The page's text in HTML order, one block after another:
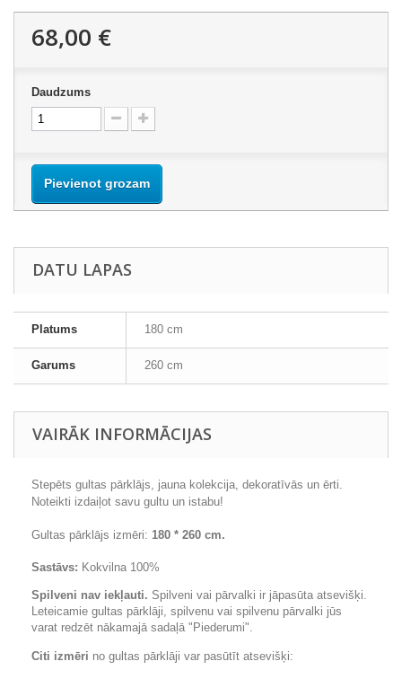
68,00 €
Daudzums
Pievienot grozam
DATU LAPAS
Platums 180 cm
Garums 260 cm
VAIRĀK INFORMĀCIJAS
Stepēts gultas pārklājs, jauna kolekcija, dekoratīvās un ērti.
Noteikti izdaiļot savu gultu un istabu!
Gultas pārklājs izmēri: 180 * 260 cm.
Sastāvs: Kokvilna 100%
Spilveni nav iekļauti. Spilveni vai pārvalki ir jāpasūta atsevišķi.
Leteicamie gultas pārklāji, spilvenu vai spilvenu pārvalki jūs
varat redzēt nākamajā sadaļā "Piederumi".
Citi izmēri no gultas pārklāji var pasūtīt atsevišķi: